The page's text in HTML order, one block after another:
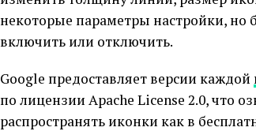
некоторые параметры настройки,
включить или отключить.
Google предоставляет версии каждой
по лицензии Apache License 2.0, что
распространять иконки как в